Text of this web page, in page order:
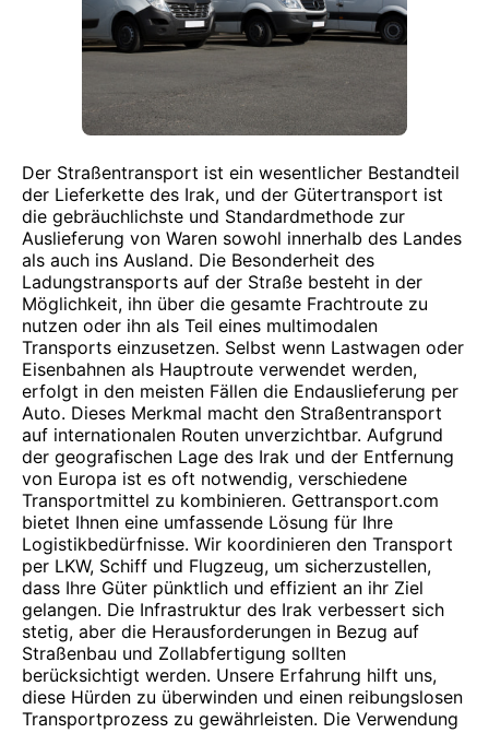
Der Straßentransport ist ein wesentlicher Bestandteil
der Lieferkette des Irak, und der Gütertransport ist
die gebräuchlichste und Standardmethode zur
Auslieferung von Waren sowohl innerhalb des Landes
als auch ins Ausland. Die Besonderheit des
Ladungstransports auf der Straße besteht in der
Möglichkeit, ihn über die gesamte Frachtroute zu
nutzen oder ihn als Teil eines multimodalen
Transports einzusetzen. Selbst wenn Lastwagen oder
Eisenbahnen als Hauptroute verwendet werden,
erfolgt in den meisten Fällen die Endauslieferung per
Auto. Dieses Merkmal macht den Straßentransport
auf internationalen Routen unverzichtbar. Aufgrund
der geografischen Lage des Irak und der Entfernung
von Europa ist es oft notwendig, verschiedene
Transportmittel zu kombinieren. Gettransport.com
bietet Ihnen eine umfassende Lösung für Ihre
Logistikbedürfnisse. Wir koordinieren den Transport
per LKW, Schiff und Flugzeug, um sicherzustellen,
dass Ihre Güter pünktlich und effizient an ihr Ziel
gelangen. Die Infrastruktur des Irak verbessert sich
stetig, aber die Herausforderungen in Bezug auf
Straßenbau und Zollabfertigung sollten
berücksichtigt werden. Unsere Erfahrung hilft uns,
diese Hürden zu überwinden und einen reibungslosen
Transportprozess zu gewährleisten. Die Verwendung